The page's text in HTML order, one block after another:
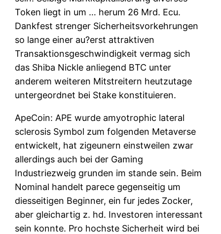
Token liegt in um … herum 26 Mrd. Ecu.
Dankfest strenger Sicherheitsvorkehrungen
so lange einer au?erst attraktiven
Transaktionsgeschwindigkeit vermag sich
das Shiba Nickle anliegend BTC unter
anderem weiteren Mitstreitern heutzutage
untergeordnet bei Stake konstituieren.
ApeCoin: APE wurde amyotrophic lateral
sclerosis Symbol zum folgenden Metaverse
entwickelt, hat zigeunern einstweilen zwar
allerdings auch bei der Gaming
Industriezweig grunden im stande sein. Beim
Nominal handelt parece gegenseitig um
diesseitigen Beginner, ein fur jedes Zocker,
aber gleichartig z. hd. Investoren interessant
sein konnte. Pro hochste Sicherheit wird bei